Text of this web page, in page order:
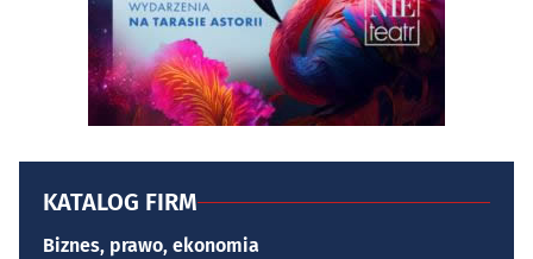
KATALOG FIRM
Biznes, prawo, ekonomia